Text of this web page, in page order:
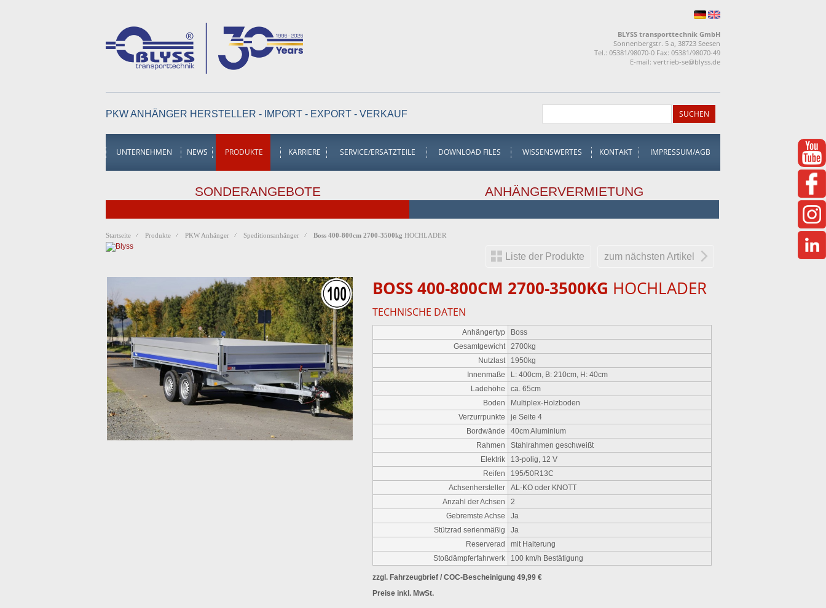
BLYSS transporttechnik GmbH
Sonnenbergstr. 5 a, 38723 Seesen
Tel.: 05381/98070-0 Fax: 05381/98070-49
E-mail: vertrieb-se@blyss.de
PKW ANHÄNGER HERSTELLER - IMPORT - EXPORT - VERKAUF
UNTERNEHMEN NEWS PRODUKTE KARRIERE SERVICE/ERSATZTEILE DOWNLOAD FILES WISSENSWERTES KONTAKT IMPRESSUM/AGB
SONDERANGEBOTE ANHÄNGERVERMIETUNG
Startseite Produkte PKW Anhänger Speditionsanhänger Boss 400-800cm 2700-3500kg HOCHLADER
Liste der Produkte zum nächsten Artikel
BOSS400-800CM 2700-3500KG HOCHLADER
TECHNISCHE DATEN
Anhängertyp
Boss
Gesamtgewicht
2700kg
Nutzlast
1950kg
Innenmaße
L: 400cm, B: 210cm, H: 40cm
Ladehöhe
ca. 65cm
Boden
Multiplex-Holzboden
Verzurrpunkte
je Seite 4
Bordwände
40cm Aluminium
Rahmen
Stahlrahmen geschweißt
Elektrik
13-polig, 12 V
Reifen
195/50R13C
Achsenhersteller
AL-KO oder KNOTT
Anzahl der Achsen
2
Gebremste Achse
Ja
Stützrad serienmäßig
Ja
Reserverad
mit Halterung
Stoßdämpferfahrwerk
100 km/h Bestätigung
zzgl. Fahrzeugbrief / COC-Bescheinigung 49,99 €
Preise inkl. MwSt.